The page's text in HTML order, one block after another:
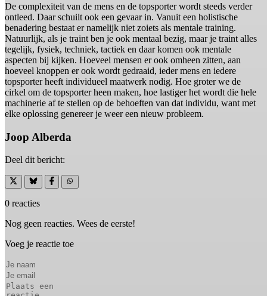
De complexiteit van de mens en de topsporter wordt steeds verder
ontleed. Daar schuilt ook een gevaar in. Vanuit een holistische
benadering bestaat er namelijk niet zoiets als mentale training.
Natuurlijk, als je traint ben je ook mentaal bezig, maar je traint alles
tegelijk, fysiek, techniek, tactiek en daar komen ook mentale
aspecten bij kijken. Hoeveel mensen er ook omheen zitten, aan
hoeveel knoppen er ook wordt gedraaid, ieder mens en iedere
topsporter heeft individueel maatwerk nodig. Hoe groter we de
cirkel om de topsporter heen maken, hoe lastiger het wordt die hele
machinerie af te stellen op de behoeften van dat individu, want met
elke oplossing genereer je weer een nieuw probleem.
Joop Alberda
Deel dit bericht:
0 reacties
Nog geen reacties. Wees de eerste!
Voeg je reactie toe